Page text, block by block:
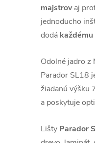
majstrovaj
jednoducho
dodá
Odolné jadro z
Parador SL18
žiadanú výšku
a poskytuje
Lišty Parador